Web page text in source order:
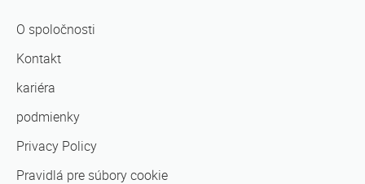
O spoločnosti
Kontakt
kariéra
podmienky
Privacy Policy
Pravidlá pre súbory cookie